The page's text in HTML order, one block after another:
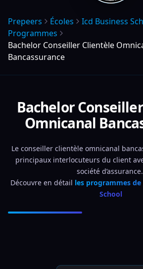
Prepeers Écoles
Icd Business
Programmes
Bachelor Conseiller Clientèle
Bancassurance
Bachelor
Omnicanal
Le conseiller clientèle omnicanal
principaux interlocuteurs du client
société d’assurance.
Découvre en détail les programmes de
School